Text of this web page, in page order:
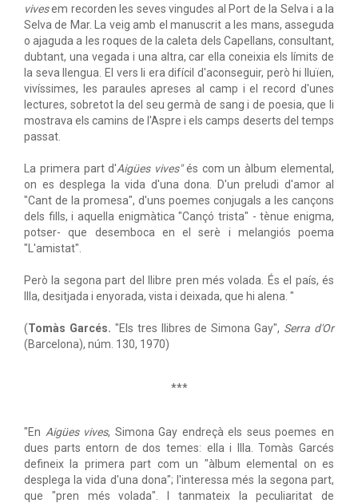
vivesem recorden les seves vingudes al Port de la Selva i a la
Selva de Mar. La veig amb el manuscrit a les mans, asseguda
o ajaguda a les roques de la caleta dels Capellans, consultant,
dubtant, una vegada i una altra, car ella coneixia els límits de
la seva llengua. El vers li era difícil d'aconseguir, però hi lluïen,
vivíssimes, les paraules apreses al camp i el record d'unes
lectures, sobretot la del seu germà de sang i de poesia, que li
mostrava els camins de l'Aspre i els camps deserts del temps
passat.
La primera part d'Aigües vives"és com un àlbum elemental,
on es desplega la vida d'una dona. D'un preludi d'amor al
"Cant de la promesa", d'uns poemes conjugals a les cançons
dels fills, i aquella enigmàtica "Cançó trista" - tènue enigma,
potser- que desemboca en el serè i melangiós poema
"L'amistat".
Però la segona part del llibre pren més volada. És el país, és
Illa, desitjada i enyorada, vista i deixada, que hi alena. "
(Tomàs Garcés. "Els tres llibres de Simona Gay", Serra d'Or
(Barcelona), núm. 130, 1970)
***
"En Aigües vives, Simona Gay endreçà els seus poemes en
dues parts entorn de dos temes: ella i Illa. Tomàs Garcés
defineix la primera part com un "àlbum elemental on es
desplega la vida d'una dona"; l'interessa més la segona part,
que "pren més volada". I tanmateix la peculiaritat de